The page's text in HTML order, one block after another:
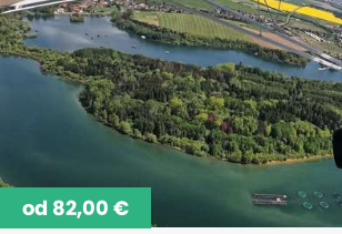
od 82,00 €